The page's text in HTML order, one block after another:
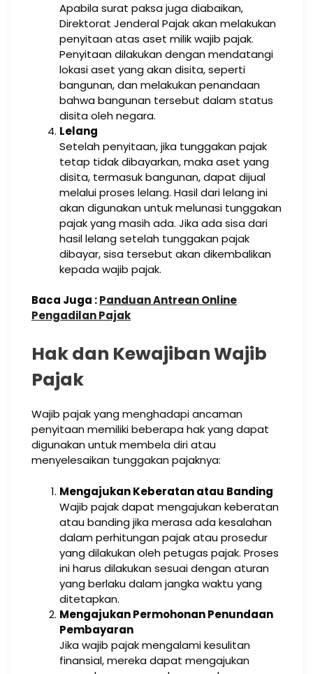
Apabila surat paksa juga diabaikan,
Direktorat Jenderal Pajak akan melakukan
penyitaan atas aset milik wajib pajak.
Penyitaan dilakukan dengan mendatangi
lokasi aset yang akan disita, seperti
bangunan, dan melakukan penandaan
bahwa bangunan tersebut dalam status
disita oleh negara.
Lelang
Setelah penyitaan, jika tunggakan pajak
tetap tidak dibayarkan, maka aset yang
disita, termasuk bangunan, dapat dijual
melalui proses lelang. Hasil dari lelang ini
akan digunakan untuk melunasi tunggakan
pajak yang masih ada. Jika ada sisa dari
hasil lelang setelah tunggakan pajak
dibayar, sisa tersebut akan dikembalikan
kepada wajib pajak.
Baca Juga :Panduan Antrean Online
Pengadilan Pajak
Hak dan Kewajiban Wajib
Pajak
Wajib pajak yang menghadapi ancaman
penyitaan memiliki beberapa hak yang dapat
digunakan untuk membela diri atau
menyelesaikan tunggakan pajaknya:
Mengajukan Keberatan atau Banding
Wajib pajak dapat mengajukan keberatan
atau banding jika merasa ada kesalahan
dalam perhitungan pajak atau prosedur
yang dilakukan oleh petugas pajak. Proses
ini harus dilakukan sesuai dengan aturan
yang berlaku dalam jangka waktu yang
ditetapkan.
Mengajukan Permohonan Penundaan
Pembayaran
Jika wajib pajak mengalami kesulitan
finansial, mereka dapat mengajukan